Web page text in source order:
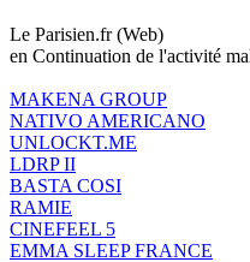
Le Parisien.fr (Web)
en Continuation de l'activité
MAKENA GROUP
NATIVO AMERICANO
UNLOCKT.ME
LDRP II
BASTA COSI
RAMIE
CINEFEEL 5
EMMA SLEEP FRANCE